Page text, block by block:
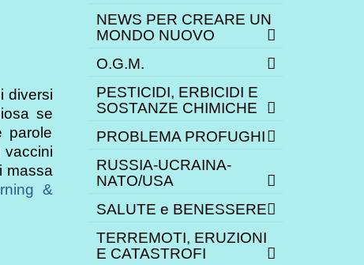
diversi
se
parole
vaccini
massa
&
NEWS PER CREARE UN
MONDO NUOVO
O.G.M.
PESTICIDI, ERBICIDI E
SOSTANZE CHIMICHE
PROBLEMA PROFUGHI
RUSSIA-UCRAINA-
NATO/USA
SALUTE e BENESSERE
TERREMOTI, ERUZIONI
E CATASTROFI